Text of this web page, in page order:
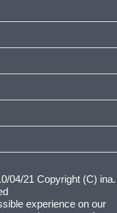
04/21 Copyright (C) ina.
experience on our